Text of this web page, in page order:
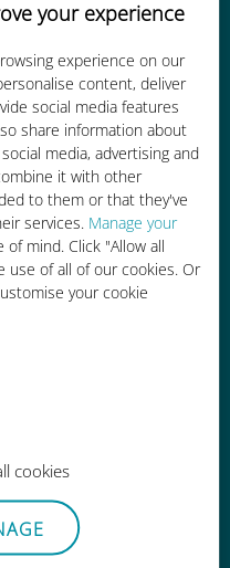
your experience
experience on our
content, deliver
social media features
share information about
media, advertising and
it with other
to them or that they've
services. Manage your
mind. Click "Allow all
use of all of our cookies. Or
your cookie
cookies
als Roaming-
bisherigen